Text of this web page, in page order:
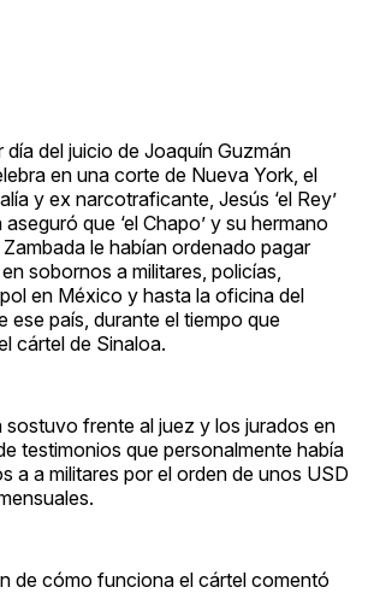
día del juicio de Joaquín Guzmán
en una corte de Nueva York, el
y ex narcotraficante, Jesús ‘el Rey’
que ‘el Chapo’ y su hermano
Zambada le habían ordenado pagar
sobornos a militares, policías,
en México y hasta la oficina del
ese país, durante el tiempo que
cártel de Sinaloa.
sostuvo frente al juez y los jurados en
testimonios que personalmente había
a a militares por el orden de unos USD
de cómo funciona el cártel comentó